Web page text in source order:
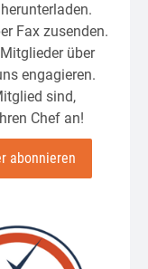
Fax zusenden.
über
engagieren.
sind,
Chef an!
abonnieren